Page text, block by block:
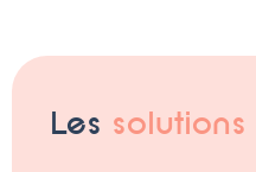
Les solutions